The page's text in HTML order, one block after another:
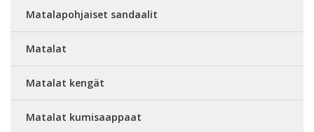
Matalapohjaiset sandaalit
Matalat
Matalat kengät
Matalat kumisaappaat